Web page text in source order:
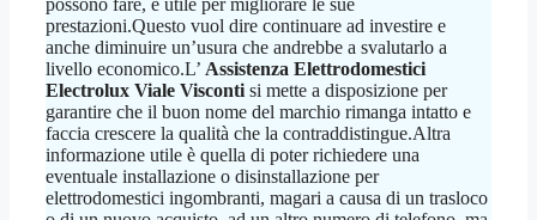
prestazioni.Questo vuol dire continuare ad investire e
anche diminuire un’usura che andrebbe a svalutarlo a
livello economico.L’ Assistenza Elettrodomestici
Electrolux Viale Visconti si mette a disposizione per
garantire che il buon nome del marchio rimanga intatto e
faccia crescere la qualità che la contraddistingue.Altra
informazione utile è quella di poter richiedere una
eventuale installazione o disinstallazione per
elettrodomestici ingombranti, magari a causa di un trasloco